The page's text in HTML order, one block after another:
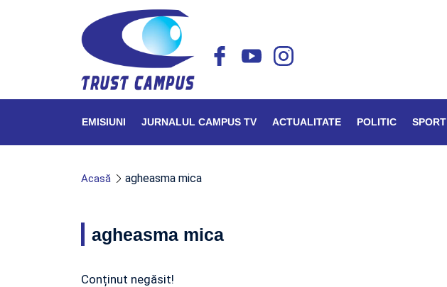
EMISIUNI JURNALUL CAMPUS TV ACTUALITATE POLITIC SPORT
Acasă agheasma mica
agheasma mica
Conținut negăsit!